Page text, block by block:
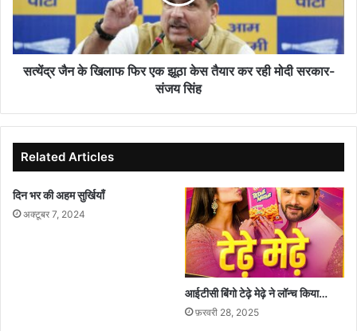
झूठा
तैयार
कर
सिंह
सत्येंद्र जैन के खिलाफ फिर एक झूठा केस तैयार कर रही मोदी सरकार-
संजय सिंह
Related Articles
दिन भर की अहम सुर्खियाँ
अक्टूबर 7, 2024
आईटीसी बिंगो टेढ़े मेढ़े ने लॉन्च किया…
फ़रवरी 28, 2025